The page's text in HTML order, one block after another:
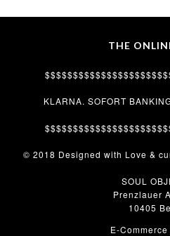
THE
KLARNA. SOFORT
© 2018 Designed with Love &
SOUL
Prenzlauer
10405
E-